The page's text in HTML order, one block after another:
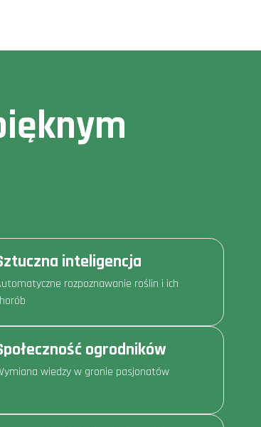
inteligencja
rozpoznawanie roślin i ich
ogrodników
wiedzy w gronie pasjonatów